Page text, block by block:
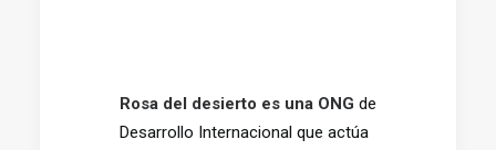
Rosa del desierto es una ONG de
Desarrollo Internacional que actúa